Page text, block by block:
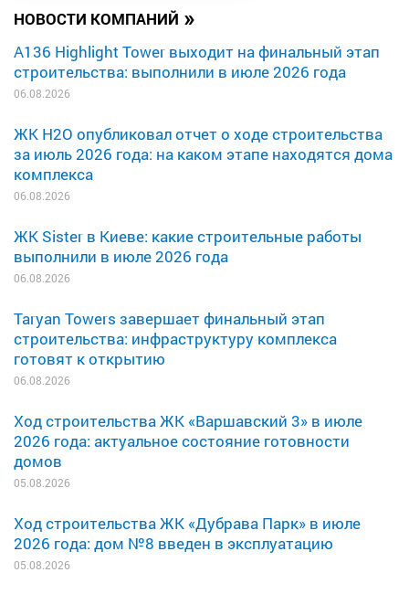
НОВОСТИ КОМПАНИЙ »
A136 Highlight Tower выходит на финальный этап
строительства: выполнили в июле 2026 года
06.08.2026
ЖК H2O опубликовал отчет о ходе строительства
за июль 2026 года: на каком этапе находятся дома
комплекса
06.08.2026
ЖК Sister в Киеве: какие строительные работы
выполнили в июле 2026 года
06.08.2026
Taryan Towers завершает финальный этап
строительства: инфраструктуру комплекса
готовят к открытию
06.08.2026
Ход строительства ЖК «Варшавский 3» в июле
2026 года: актуальное состояние готовности
домов
05.08.2026
Ход строительства ЖК «Дубрава Парк» в июле
2026 года: дом №8 введен в эксплуатацию
05.08.2026